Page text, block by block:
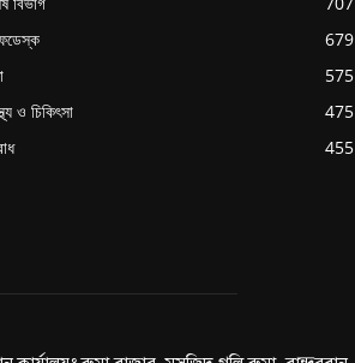
679
575
ও চিকিৎসা
475
455